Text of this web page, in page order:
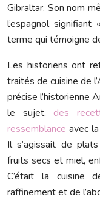
Gibraltar. Son nom
l’espagnol
terme qui témoigne
Les historiens ont
traités de cuisine de
précise l’historienne
le sujet, des
ressemblance avec
Il s’agissait de
fruits secs et miel,
C’était la cuisine
raffinement et de